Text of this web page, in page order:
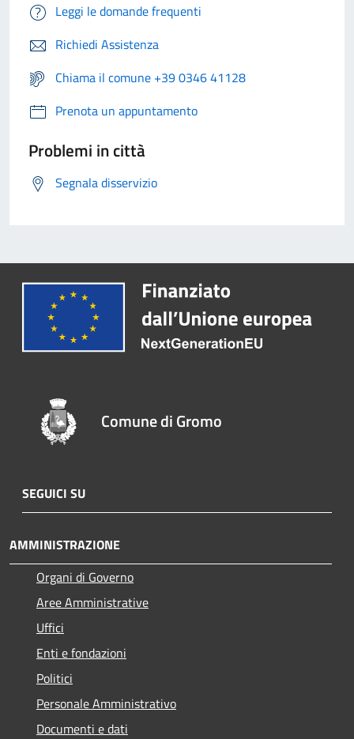
Leggi le domande frequenti
Richiedi Assistenza
Chiama il comune +39 0346 41128
Prenota un appuntamento
Problemi in città
Segnala disservizio
Comune di Gromo
SEGUICI SU
AMMINISTRAZIONE
Organi di Governo
Aree Amministrative
Uffici
Enti e fondazioni
Politici
Personale Amministrativo
Documenti e dati